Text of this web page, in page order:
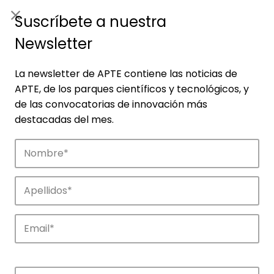
Empresas
Descubre las empresas que impulsan la
innovación en los parques de APTE.
Suscríbete a nuestra
Newsletter
La newsletter de APTE contiene las noticias de
APTE, de los parques científicos y tecnológicos, y
de las convocatorias de innovación más
destacadas del mes.